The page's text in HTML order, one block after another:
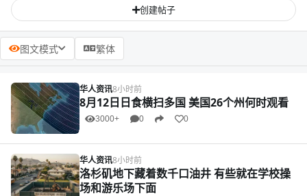
创建帖子
图文模式 繁体
华人资讯8小时前
8月12日日食横扫多国 美国26个州何时观看
3000+ 0 0
华人资讯8小时前
洛杉矶地下藏着数千口油井 有些就在学校操
场和游乐场下面